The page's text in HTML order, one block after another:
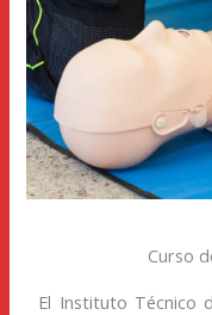
Curso
El Instituto Técnico